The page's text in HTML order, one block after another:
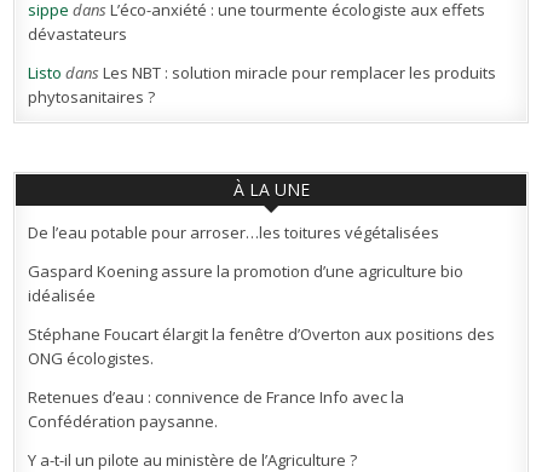
sippe dansL’éco-anxiété : une tourmente écologiste aux effets
dévastateurs
Listo dansLes NBT : solution miracle pour remplacer les produits
phytosanitaires ?
À LA UNE
De l’eau potable pour arroser…les toitures végétalisées
Gaspard Koening assure la promotion d’une agriculture bio
idéalisée
Stéphane Foucart élargit la fenêtre d’Overton aux positions des
ONG écologistes.
Retenues d’eau : connivence de France Info avec la
Confédération paysanne.
Y a-t-il un pilote au ministère de l’Agriculture ?